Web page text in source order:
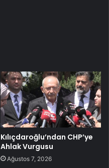
Kılıçdaroğlu’ndan CHP’ye
Ahlak Vurgusu
Ağustos 7, 2026